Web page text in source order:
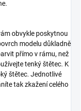
obvykle poskytnou
modelu důkladně
přímo v rámu, než
tenký štětec. K
štětec. Jednotlivé
tak zkažení celého